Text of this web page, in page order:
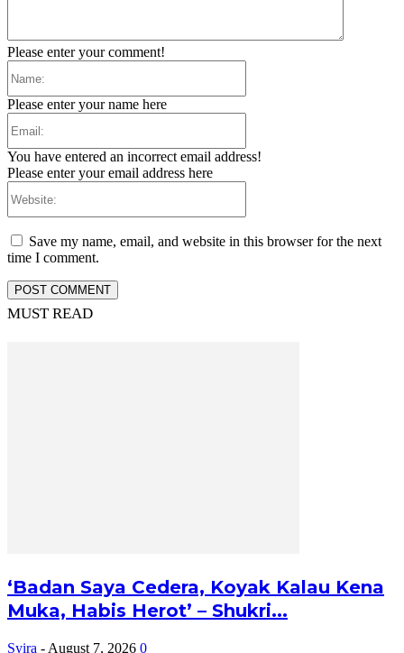
Please enter your comment!
Please enter your name here
You have entered an incorrect email address!
Please enter your email address here
Save my name, email, and website in this browser for the next
time I comment.
MUST READ
‘Badan Saya Cedera, Koyak Kalau Kena
Muka, Habis Herot’ – Shukri...
Syira - August 7, 2026 0